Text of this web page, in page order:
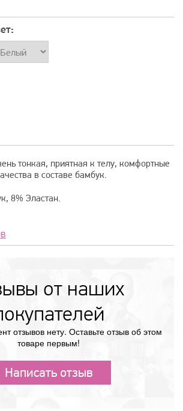
тонкая, приятная к телу, комфортные
в составе бамбук.
8% Эластан.
от наших
отзывов нету. Оставьте отзыв об этом
товаре первым!
Написать отзыв